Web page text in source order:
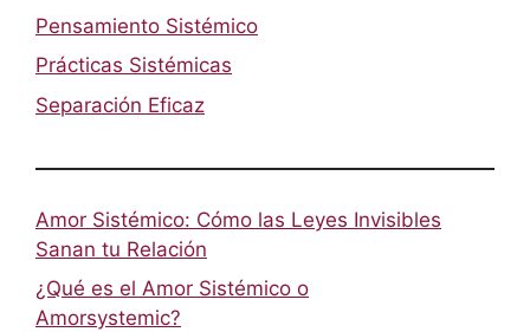
Pensamiento Sistémico
Prácticas Sistémicas
Separación Eficaz
Amor Sistémico: Cómo las Leyes Invisibles
Sanan tu Relación
¿Qué es el Amor Sistémico o
Amorsystemic?